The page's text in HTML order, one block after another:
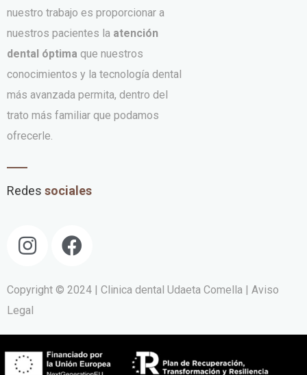
nuestro trabajo es proporcionar a
nuestros pacientes la atención
dental óptima que nuestros
conocimientos y la tecnología dental
más avanzada permita, dentro del
trato más familiar que podamos
ofrecerle.
Redes sociales
Copyright © 2024 | Clinica dental Udaeta Comella | Aviso
Legal